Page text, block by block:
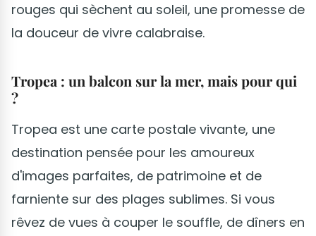
rouges qui sèchent au soleil, une promesse de
la douceur de vivre calabraise.
Tropea : un balcon sur la mer, mais pour qui
?
Tropea est une carte postale vivante, une
destination pensée pour les amoureux
d'images parfaites, de patrimoine et de
farniente sur des plages sublimes. Si vous
rêvez de vues à couper le souffle, de dîners en